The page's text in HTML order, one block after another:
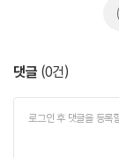
댓글 (0건)